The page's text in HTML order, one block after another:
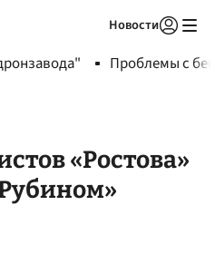
Новости
Проблемы с
«Ростова»